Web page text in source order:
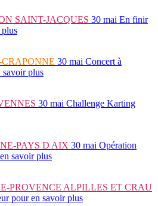
SAINT-JACQUES 30 mai En finir
30 mai Concert à
savoir plus
30 mai Challenge Karting
PAYS D AIX 30 mai Opération
savoir plus
PROVENCE ALPILLES ET CRAU
pour en savoir plus